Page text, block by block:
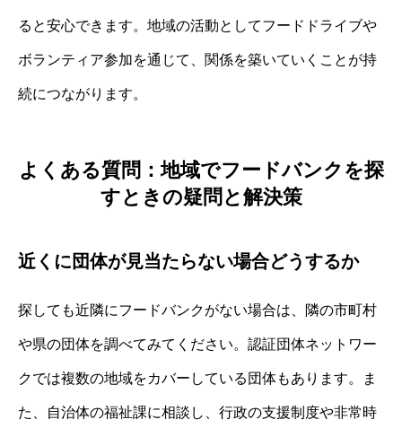
ると安心できます。地域の活動としてフードドライブや
ボランティア参加を通じて、関係を築いていくことが持
続につながります。
よくある質問：地域でフードバンクを探
すときの疑問と解決策
近くに団体が見当たらない場合どうするか
探しても近隣にフードバンクがない場合は、隣の市町村
や県の団体を調べてみてください。認証団体ネットワー
クでは複数の地域をカバーしている団体もあります。ま
た、自治体の福祉課に相談し、行政の支援制度や非常時